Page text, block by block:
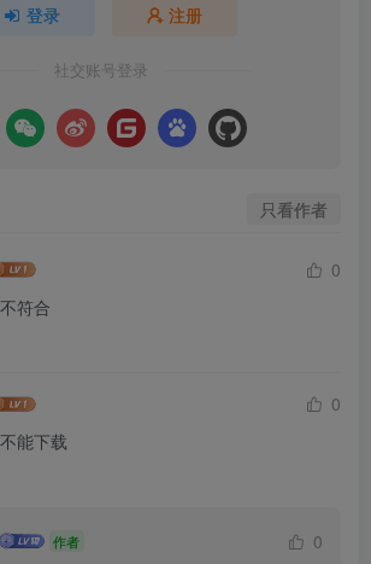
登录 注册
社交账号登录
只看作者
0
符合
0
能下载
作者
0